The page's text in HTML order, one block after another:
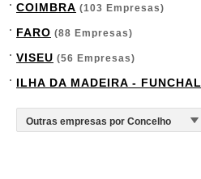
COIMBRA (103 Empresas)
FARO (88 Empresas)
VISEU (56 Empresas)
ILHA DA MADEIRA - FUNCHAL